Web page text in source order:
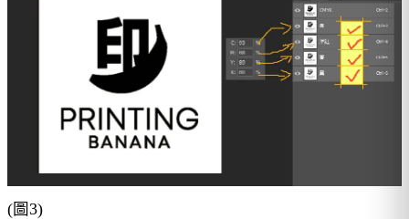
(圖3)